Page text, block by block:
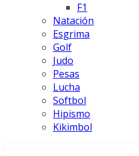
F1
Natación
Esgrima
Golf
Judo
Pesas
Lucha
Softbol
Hipismo
Kikimbol